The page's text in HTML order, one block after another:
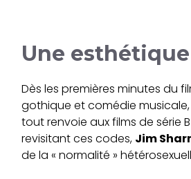
Une
Dès les premières minutes du
gothique et comédie musicale,
tout renvoie aux films de série
revisitant ces codes, Jim
de la « normalité »